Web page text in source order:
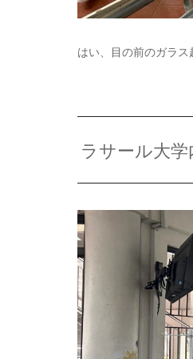
はい、目の前のガラス
ラサール大